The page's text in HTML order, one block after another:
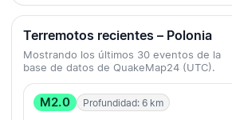
Terremotos recientes – Polonia
Mostrando los últimos 30 eventos de la
base de datos de QuakeMap24 (UTC).
M2.0 Profundidad: 6 km